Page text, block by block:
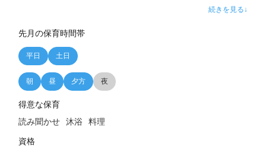
続きを見る↓
先月の保育時間帯
平日 土日
朝 昼 夕方 夜
得意な保育
読み聞かせ 沐浴 料理
資格